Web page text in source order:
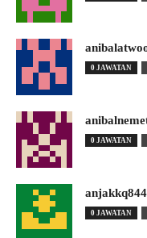
0 JAWATAN
0 JAWATAN
0 JAWATAN